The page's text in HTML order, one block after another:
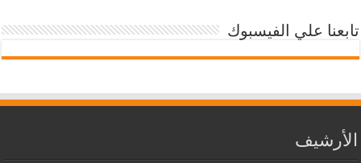
تابعنا علي الفيسبوك
الأرشيف